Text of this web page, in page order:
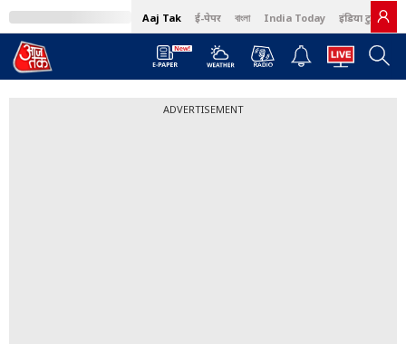
Aaj Tak ई-पेपर বাংলা India Today इंडिया टुडे हिंदी
ADVERTISEMENT